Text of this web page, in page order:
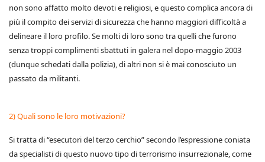
non sono affatto molto devoti e religiosi, e questo complica ancora di
più il compito dei servizi di sicurezza che hanno maggiori difficoltà a
delineare il loro profilo. Se molti di loro sono tra quelli che furono
senza troppi complimenti sbattuti in galera nel dopo-maggio 2003
(dunque schedati dalla polizia), di altri non si è mai conosciuto un
passato da militanti.
2) Quali sono le loro motivazioni?
Si tratta di “esecutori del terzo cerchio” secondo l’espressione coniata
da specialisti di questo nuovo tipo di terrorismo insurrezionale, come